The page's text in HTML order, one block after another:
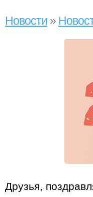
Новости »
Друзья,